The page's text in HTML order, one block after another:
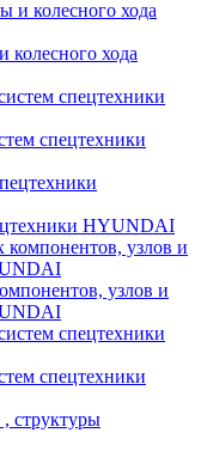
колесного хода
спецтехники
HYUNDAI
узлов и
спецтехники